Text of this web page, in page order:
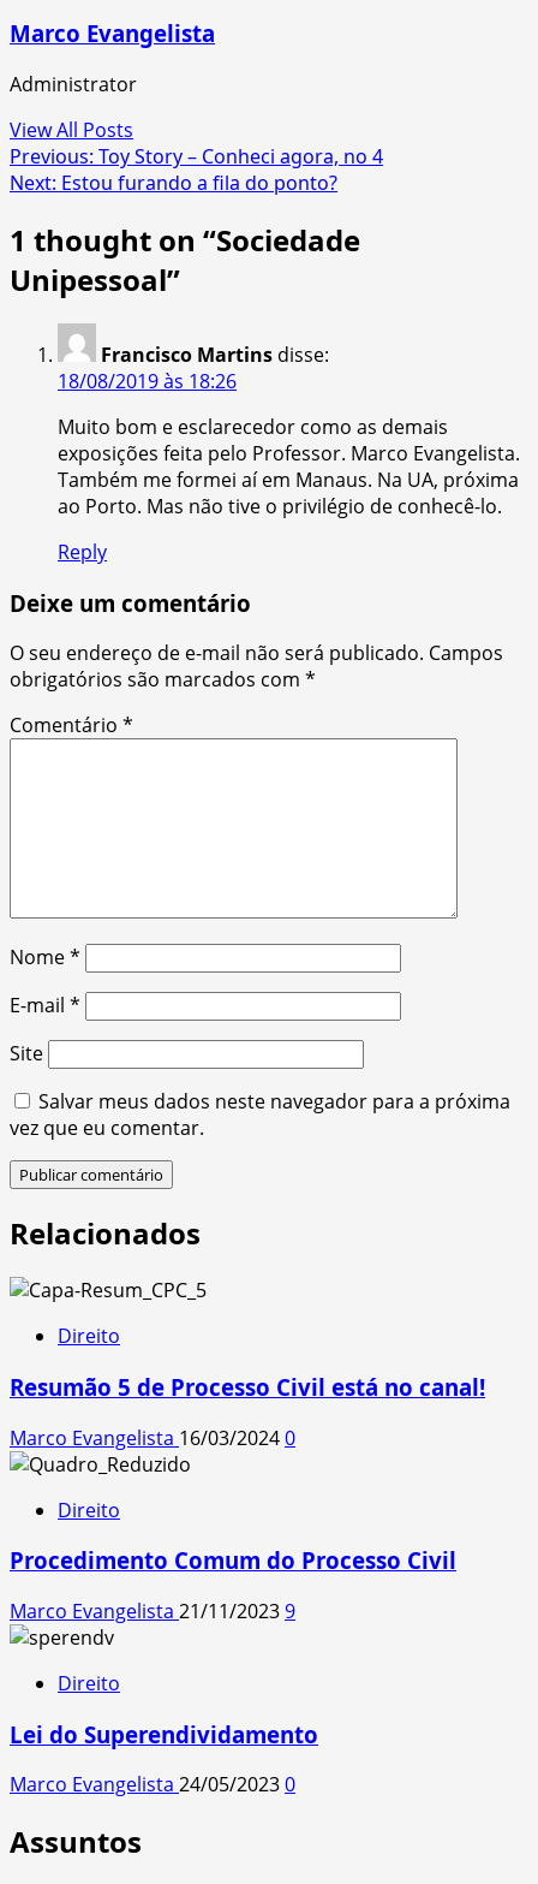
Marco Evangelista
Administrator
View All Posts
Post
navigation
Previous: Toy Story – Conheci agora, no 4
Next: Estou furando a fila do ponto?
1 thought on “Sociedade
Unipessoal”
Francisco Martins disse:
18/08/2019 às 18:26
Muito bom e esclarecedor como as demais
exposições feita pelo Professor. Marco Evangelista.
Também me formei aí em Manaus. Na UA, próxima
ao Porto. Mas não tive o privilégio de conhecê-lo.
Reply
Deixe um comentário
O seu endereço de e-mail não será publicado. Campos
obrigatórios são marcados com *
Comentário *
Nome*
E-mail *
Site
Salvar meus dados neste navegador para a próxima
vez que eu comentar.
Relacionados
Direito
Resumão 5 de Processo Civil está no canal!
Marco Evangelista 16/03/20240
Direito
Procedimento Comum do Processo Civil
Marco Evangelista 21/11/20239
Direito
Lei do Superendividamento
Marco Evangelista 24/05/20230
Assuntos